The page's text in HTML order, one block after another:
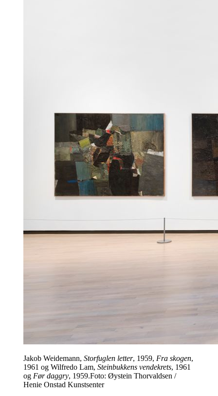
Jakob Weidemann, Storfuglen letter, 1959, Fra skogen,
1961 og Wilfredo Lam, Steinbukkens vendekrets, 1961
og Før daggry, 1959.Foto: Øystein Thorvaldsen /
Henie Onstad Kunstsenter